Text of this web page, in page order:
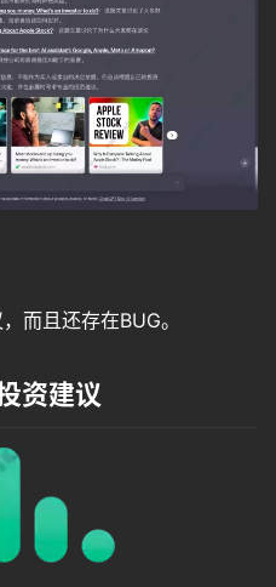
而且还存在BUG。
资建议